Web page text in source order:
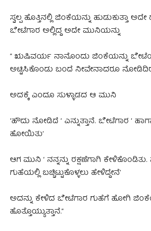
ಸ್ವಲ್ಪ ಹೊತ್ತಿನಲ್ಲಿ ಜಿಂಕೆಯನ್ನು ಹುಡುಕುತ್ತಾ
ಬೇಟೆಗಾರ ಅಲ್ಲಿದ್ದ ಅದೇ ಮುನಿಯನ್ನು
” ಋಷಿವರ್ಯ ನಾನೊಂದು ಜಿಂಕೆಯನ್ನು
ಅಟ್ಟಿಸಿಕೊಂಡು ಬಂದೆ ನೀವೇನಾದರೂ
ಅದಕ್ಕೆ ಎಂದೂ ಸುಳ್ಳಾಡದ ಆ ಮುನಿ
‘ಹೌದು ನೋಡಿದೆ ‘ ಎನ್ನುತ್ತಾನೆ. ಬೇಟೆಗಾರ ‘
ಹೋಯಿತು’
ಆಗ ಮುನಿ ‘ ನನ್ನನ್ನು ರಕ್ಷಣೆಗಾಗಿ
ಗುಹೆಯಲ್ಲಿ ಬಚ್ಚಿಟ್ಟುಕೊಳ್ಳಲು ಹೇಳಿದ್ದೇನೆ’
ಅದನ್ನು ಕೇಳಿದ ಬೇಟೆಗಾರ ಗುಹೆಗೆ ಹೋಗಿ
ಹೊತ್ತೊಯ್ಯುತ್ತಾನೆ.”